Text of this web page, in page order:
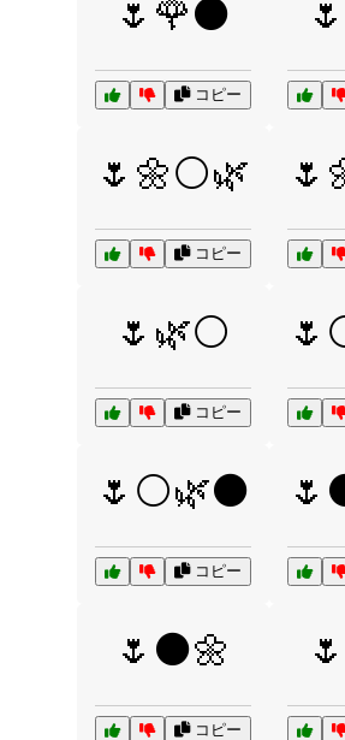
🌷🌹⚫
コピー
🌷🌼⚪🌿
コピー
🌷🌿⚪
コピー
🌷⚪🌿⚫
コピー
🌷⚫🌼
コピー